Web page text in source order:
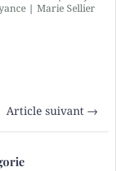
| Marie Sellier
Article suivant →